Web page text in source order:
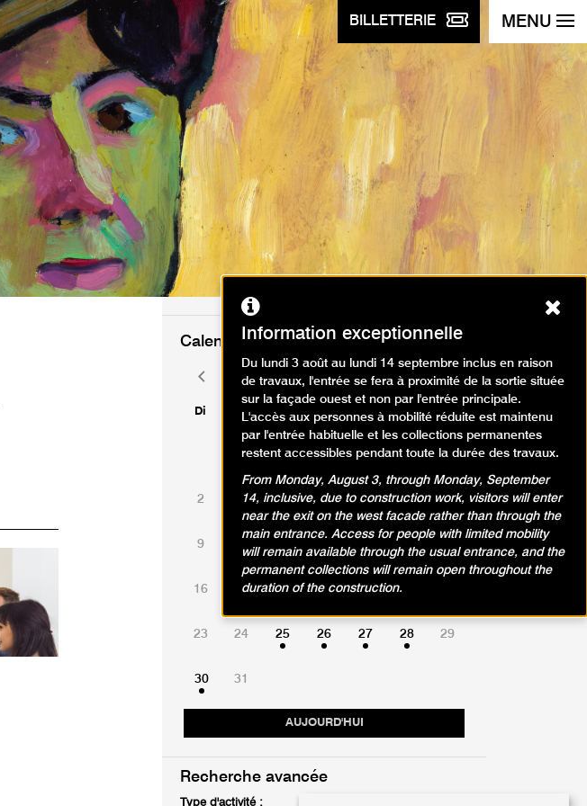
BILLETTERIE MENU
Calendrier des événements
août 2026
Di Lu Ma Ve Sa
AUJOURD'HUI
1
2 3 4 5 6 7 8
9 12 13 14
16 17 18 19 20 21
23 24 25 26 27 28 29
30 31
Mois
précédent
Mois
suivant
Recherche avancée
Type d'activité :
Information exceptionnelle
Du lundi 3 août au lundi 14 septembre inclus en raison
de travaux, l'entrée se fera à proximité de la sortie située
sur la façade ouest et non par l'entrée principale.
L'accès aux personnes à mobilité réduite est maintenu
par l'entrée habituelle et les collections permanentes
restent accessibles pendant toute la durée des travaux.
From Monday, August 3, through Monday, September
14, inclusive, due to construction work, visitors will enter
near the exit on the west facade rather than through the
main entrance. Access for people with limited mobility
will remain available through the usual entrance, and the
permanent collections will remain open throughout the
duration of the construction.